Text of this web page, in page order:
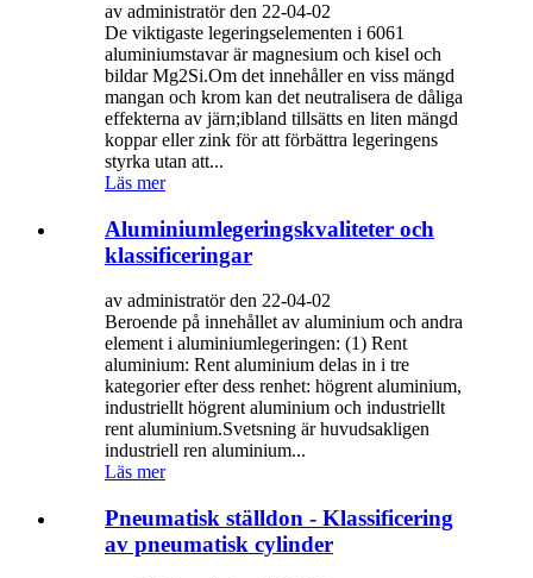
av administratör den 22-04-02
De viktigaste legeringselementen i 6061
aluminiumstavar är magnesium och kisel och
bildar Mg2Si.Om det innehåller en viss mängd
mangan och krom kan det neutralisera de dåliga
effekterna av järn;ibland tillsätts en liten mängd
koppar eller zink för att förbättra legeringens
styrka utan att...
Läs mer
Aluminiumlegeringskvaliteter och
klassificeringar
av administratör den 22-04-02
Beroende på innehållet av aluminium och andra
element i aluminiumlegeringen: (1) Rent
aluminium: Rent aluminium delas in i tre
kategorier efter dess renhet: högrent aluminium,
industriellt högrent aluminium och industriellt
rent aluminium.Svetsning är huvudsakligen
industriell ren aluminium...
Läs mer
Pneumatisk ställdon - Klassificering
av pneumatisk cylinder